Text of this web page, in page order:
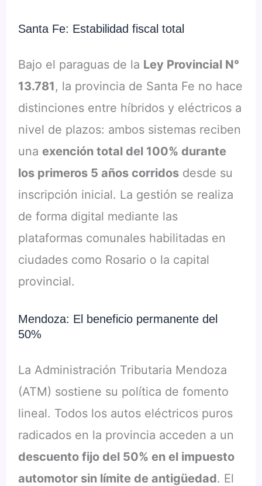
Santa Fe: Estabilidad fiscal total
Bajo el paraguas de la Ley Provincial N°
13.781, la provincia de Santa Fe no hace
distinciones entre híbridos y eléctricos a
nivel de plazos: ambos sistemas reciben
una exención total del 100% durante
los primeros 5 años corridosdesde su
inscripción inicial. La gestión se realiza
de forma digital mediante las
plataformas comunales habilitadas en
ciudades como Rosario o la capital
provincial.
Mendoza: El beneficio permanente del
50%
La Administración Tributaria Mendoza
(ATM) sostiene su política de fomento
lineal. Todos los autos eléctricos puros
radicados en la provincia acceden a un
descuento fijo del 50% en el impuesto
automotor sin límite de antigüedad. El